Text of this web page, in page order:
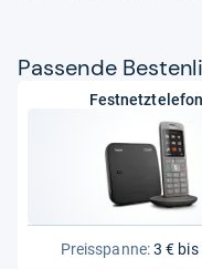
Pas­sende
Preisspanne:3 € bis